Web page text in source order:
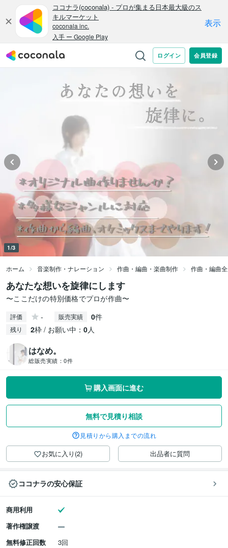
1/3
ホーム 音楽制作・ナレーション 作曲・編曲・楽曲制作 作曲・編曲
あなたな想いを旋律にします
〜ここだけの特別価格でプロが作曲〜
評価 - 販売実績 0件
残り 2枠 / お願い中： 0人
はなめ。
総販売実績： 0件
購入画面に進む
無料で見積り相談
見積りから購入までの流れ
お気に入り(2) 出品者に質問
ココナラの安心保証
商用利用
著作権譲渡
無料修正回数
3回